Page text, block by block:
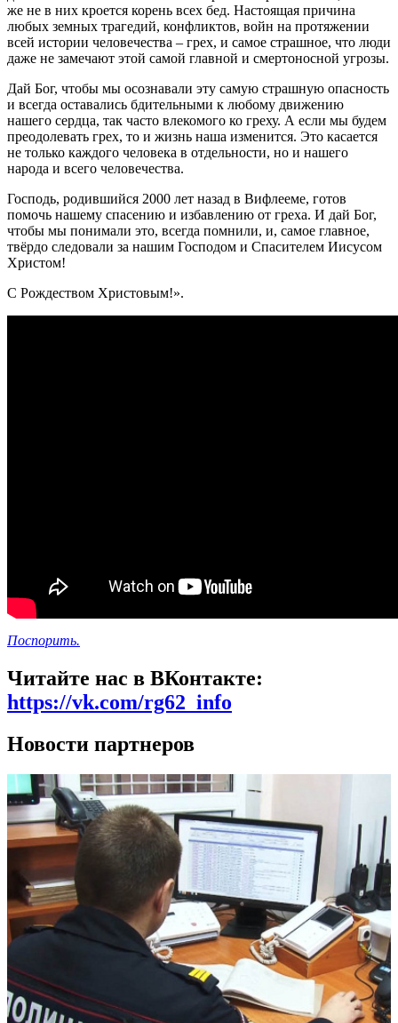
же не в них кроется корень всех бед. Настоящая причина
любых земных трагедий, конфликтов, войн на протяжении
всей истории человечества – грех, и самое страшное, что люди
даже не замечают этой самой главной и смертоносной угрозы.
Дай Бог, чтобы мы осознавали эту самую страшную опасность
и всегда оставались бдительными к любому движению
нашего сердца, так часто влекомого ко греху. А если мы будем
преодолевать грех, то и жизнь наша изменится. Это касается
не только каждого человека в отдельности, но и нашего
народа и всего человечества.
Господь, родившийся 2000 лет назад в Вифлееме, готов
помочь нашему спасению и избавлению от греха. И дай Бог,
чтобы мы понимали это, всегда помнили, и, самое главное,
твёрдо следовали за нашим Господом и Спасителем Иисусом
Христом!
С Рождеством Христовым!».
Поспорить.
Читайте нас в ВКонтакте:
https://vk.com/rg62_info
Новости партнеров